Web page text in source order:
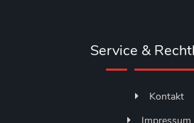
Service &
Kontakt